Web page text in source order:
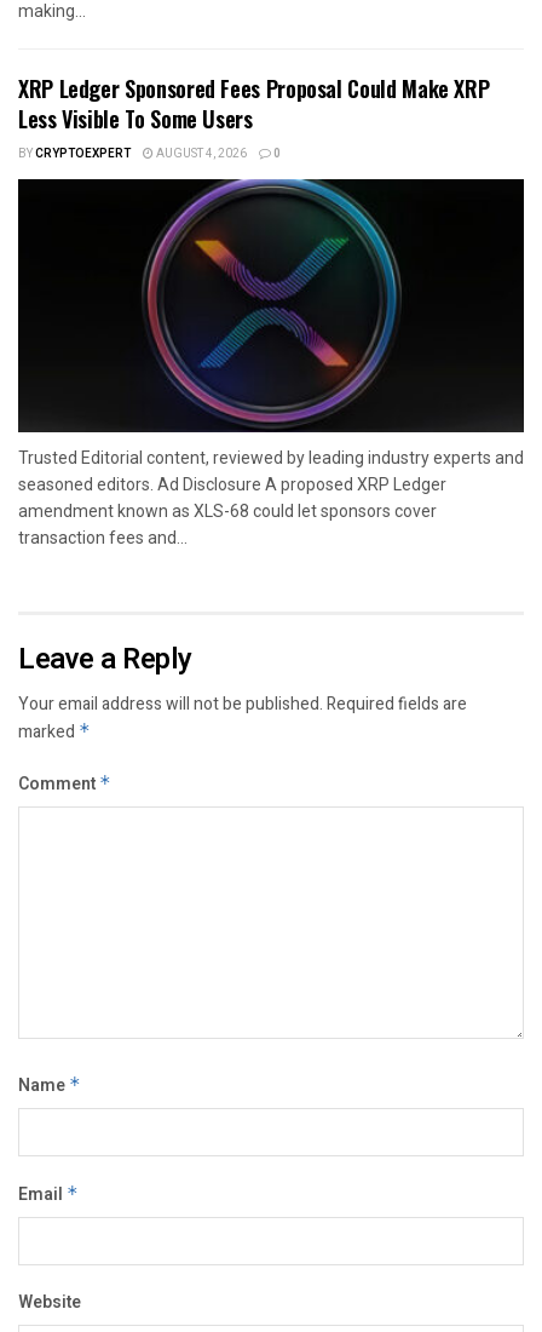
making...
XRP Ledger Sponsored Fees Proposal Could Make XRP
Less Visible To Some Users
BYCRYPTOEXPERT AUGUST 4, 2026 0
Trusted Editorial content, reviewed by leading industry experts and
seasoned editors. Ad Disclosure A proposed XRP Ledger
amendment known as XLS-68 could let sponsors cover
transaction fees and...
Leave a Reply
Your email address will not be published.Required fields are
marked *
Comment *
Name *
Email *
Website